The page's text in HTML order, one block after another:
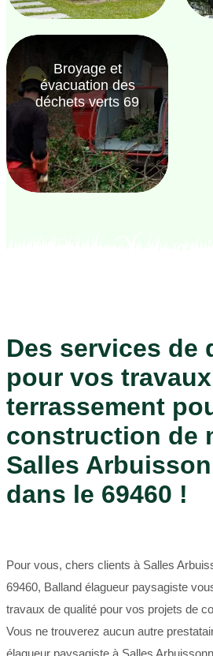
Broyage et
évacuation des
déchets verts 69
Des services de
pour vos
terrassement
construction de
Salles
dans le 69460 !
Pour vous, chers clients à Salles
69460, Balland élagueur paysagiste
travaux de qualité pour vos projets de
Vous ne trouverez aucun autre
élagueur paysagiste à Salles